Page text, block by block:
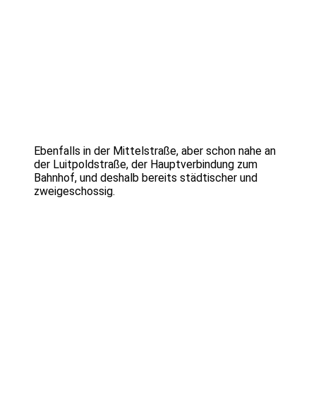
Ebenfalls in der Mittelstraße, aber schon nahe an
der Luitpoldstraße, der Hauptverbindung zum
Bahnhof, und deshalb bereits städtischer und
zweigeschossig.